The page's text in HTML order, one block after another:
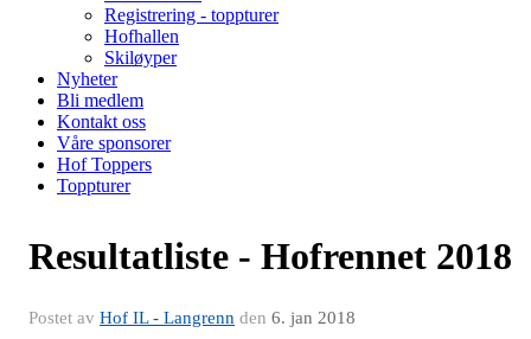
Registrering - toppturer
Hofhallen
Skiløyper
Nyheter
Bli medlem
Kontakt oss
Våre sponsorer
Hof Toppers
Toppturer
Resultatliste - Hofrennet 2018
Postet av Hof IL - Langrenn den 6. jan 2018